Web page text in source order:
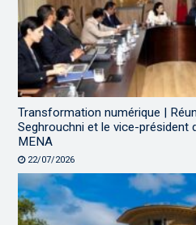
Transformation numérique |
Seghrouchni et le vice-président
MENA
22/07/2026